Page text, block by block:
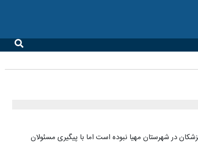
در شهرستان مهیا نبوده است اما با پیگیری مسئولان